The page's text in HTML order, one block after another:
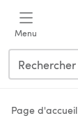
Menu
Page d'accueil